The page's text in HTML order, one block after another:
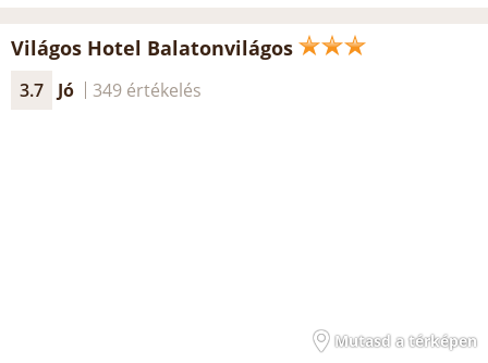
Világos Hotel Balatonvilágos
3.7 Jó 349 értékelés
Mutasd a térképen